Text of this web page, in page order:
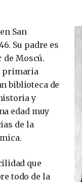
San
Su padre es
Moscú.
primaria
biblioteca de
y
edad muy
de la
que
todo de la